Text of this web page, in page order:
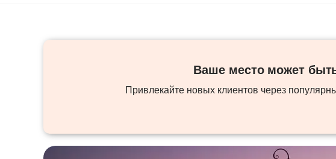
Ваше место может
Привлекайте новых клиентов через